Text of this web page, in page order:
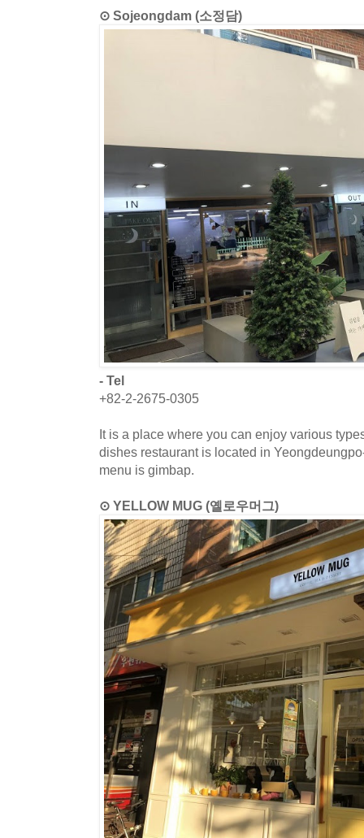
⊙ Sojeongdam (소정담)
- Tel
+82-2-2675-0305
It is a place where you can enjoy various
dishes restaurant is located in
menu is gimbap.
⊙ YELLOW MUG (옐로우머그)